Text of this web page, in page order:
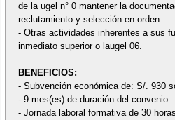
de la ugel n° 0 mantener la
reclutamiento y selección en orden.
- Otras actividades inherentes a sus
inmediato superior o laugel 06.
BENEFICIOS:
- Subvención económica de: S/. 930
- 9 mes(es) de duración del convenio.
- Jornada laboral formativa de 30